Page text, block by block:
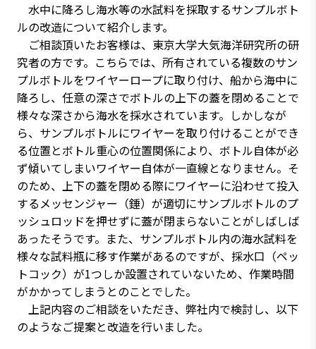
水中に降ろし海水等の水試料を採取するサンプルボト
ルの改造について紹介します。
ご相談頂いたお客様は、東京大学大気海洋研究所の研
究者の方です。こちらでは、所有されている複数のサン
プルボトルをワイヤーロープに取り付け、船から海中に
降ろし、任意の深さでボトルの上下の蓋を閉めることで
様々な深さから海水を採水されています。しかしなが
ら、サンプルボトルにワイヤーを取り付けることができ
る位置とボトル重心の位置関係により、ボトル自体が必
ず傾いてしまいワイヤー自体が一直線となりません。そ
のため、上下の蓋を閉める際にワイヤーに沿わせて投入
するメッセンジャー（錘）が適切にサンプルボトルのプ
ッシュロッドを押せずに蓋が閉まらないことがしばしば
あったそうです。また、サンプルボトル内の海水試料を
様々な試料瓶に移す作業があるのですが、採水口（ペッ
トコック）が1つしか設置されていないため、作業時間
がかかってしまうとのことでした。
上記内容のご相談をいただき、弊社内で検討し、以下
のようなご提案と改造を行いました。